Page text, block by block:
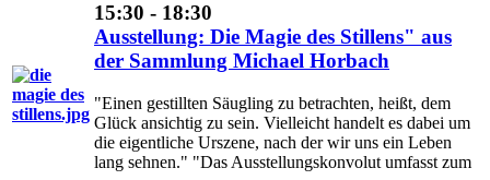
15:30 - 18:30
Ausstellung: Die Magie des Stillens" aus
der Sammlung Michael Horbach
"Einen gestillten Säugling zu betrachten, heißt, dem
Glück ansichtig zu sein. Vielleicht handelt es dabei um
die eigentliche Urszene, nach der wir uns ein Leben
lang sehnen." "Das Ausstellungskonvolut umfasst zum